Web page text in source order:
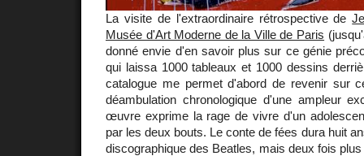
La visite de l'extraordinaire rétrospective de
Musée d'Art Moderne de la Ville de Paris
donné envie d'en savoir plus sur ce génie
qui laissa 1000 tableaux et 1000 dessins
catalogue me permet d'abord de revenir sur
déambulation chronologique d'une ampleur
œuvre exprime la rage de vivre d'un
par les deux bouts. Le conte de fées dura huit
discographique des Beatles, mais deux fois